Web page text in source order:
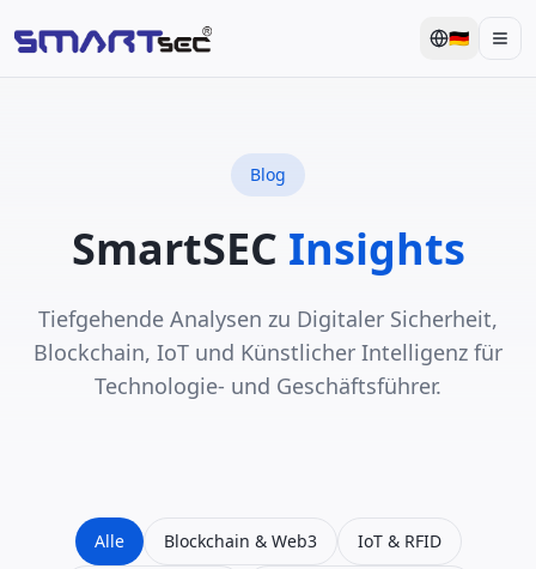
🇩🇪
Blog
SmartSEC Insights
Tiefgehende Analysen zu Digitaler Sicherheit,
Blockchain, IoT und Künstlicher Intelligenz für
Technologie- und Geschäftsführer.
Alle Blockchain & Web3 IoT & RFID